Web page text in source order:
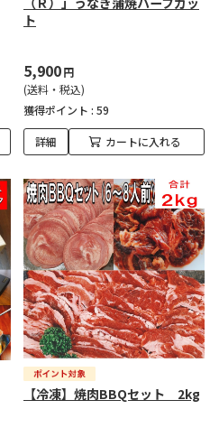
ト
5,900円
(送料・税込)
獲得ポイント : 59
詳細 カートに入れる
【冷凍】焼肉BBQセット 2kg